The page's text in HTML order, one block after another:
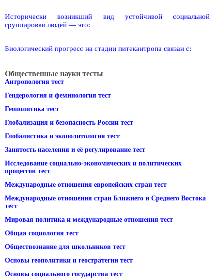
Исторически возникший вид устойчивой социальной
группировки людей — это:
Биологический прогресс на стадии питекантропа связан с:
Общественные науки тесты
Антропология тест
Гендерология и феминология тест
Геополитика тест
Глобализация и безопасность России тест
Глобалистика и экополитология тест
Занятость населения и её регулирование тест
Исследование социально-экономических и политических
процессов тест
Международные отношения европейских стран тест
Международные отношения стран Ближнего и Среднего Востока
тест
Мировая политика и международные отношения тест
Общая социология тест
Обществознание для школьников тест
Основы геополитики и геостратегии тест
Основы социального государства тест